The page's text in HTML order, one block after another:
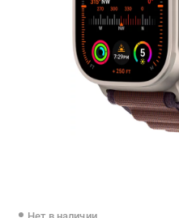
Нет в наличии